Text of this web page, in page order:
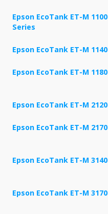
Epson EcoTank ET-M 1100
Series
Epson EcoTank ET-M 1140
Epson EcoTank ET-M 1180
Epson EcoTank ET-M 2120
Epson EcoTank ET-M 2170
Epson EcoTank ET-M 3140
Epson EcoTank ET-M 3170